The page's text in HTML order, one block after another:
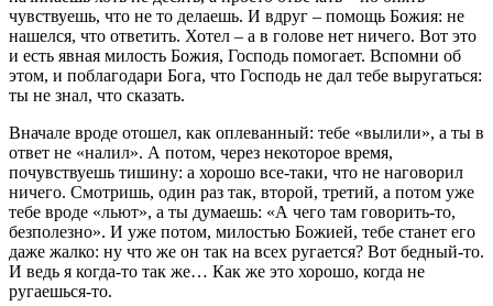
чувствуешь, что не то делаешь. И вдруг – помощь Божия: не
нашелся, что ответить. Хотел – а в голове нет ничего. Вот это
и есть явная милость Божия, Господь помогает. Вспомни об
этом, и поблагодари Бога, что Господь не дал тебе выругаться:
ты не знал, что сказать.
Вначале вроде отошел, как оплеванный: тебе «вылили», а ты в
ответ не «налил». А потом, через некоторое время,
почувствуешь тишину: а хорошо все-таки, что не наговорил
ничего. Смотришь, один раз так, второй, третий, а потом уже
тебе вроде «льют», а ты думаешь: «А чего там говорить-то,
безполезно». И уже потом, милостью Божией, тебе станет его
даже жалко: ну что же он так на всех ругается? Вот бедный-то.
И ведь я когда-то так же… Как же это хорошо, когда не
ругаешься-то.